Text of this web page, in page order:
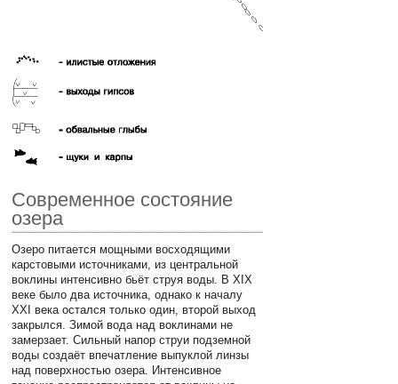
Современное состояние
озера
Озеро питается мощными восходящими
карстовыми источниками, из центральной
воклины интенсивно бьёт струя воды. В XIX
веке было два источника, однако к началу
XXI века остался только один, второй выход
закрылся. Зимой вода над воклинами не
замерзает. Сильный напор струи подземной
воды создаёт впечатление выпуклой линзы
над поверхностью озера. Интенсивное